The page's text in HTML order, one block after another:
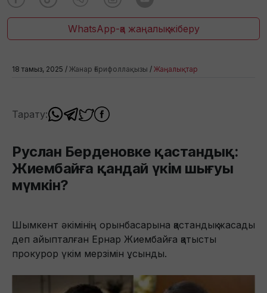
WhatsApp-қа жаңалық жіберу
18 тамыз, 2025 / Жанар Ғарифоллақызы / Жаңалықтар
Тарату:
Руслан Берденовке қастандық:
Жиембайға қандай үкім шығуы
мүмкін?
Шымкент әкімінің орынбасарына қастандық жасады
деп айыпталған Ернар Жиембайға қатысты
прокурор үкім мерзімін ұсынды.